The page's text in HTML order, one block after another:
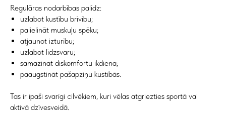
Regulāras nodarbības palīdz:
uzlabot kustību brīvību;
palielināt muskuļu spēku;
atjaunot izturību;
uzlabot līdzsvaru;
samazināt diskomfortu ikdienā;
paaugstināt pašapziņu kustībās.
Tas ir īpaši svarīgi cilvēkiem, kuri vēlas atgriezties sportā vai
aktīvā dzīvesveidā.